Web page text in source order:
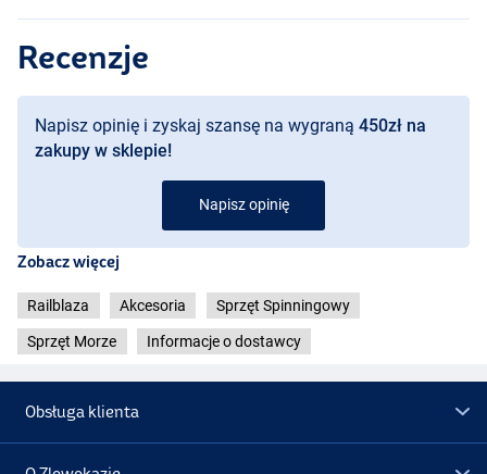
Recenzje
Napisz opinię i zyskaj szansę na wygraną 450zł na
zakupy w sklepie!
Napisz opinię
Zobacz więcej
Railblaza Akcesoria Sprzęt Spinningowy
Sprzęt Morze Informacje o dostawcy
Obsługa klienta